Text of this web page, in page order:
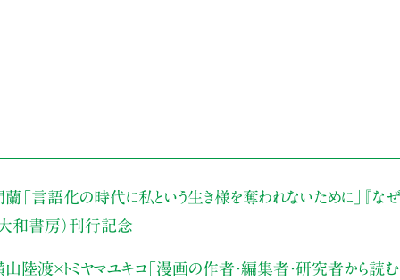
蘭 「言語化の時代に私という生き様を奪われないために」
『な
大和書房）刊行記念
陸渡×トミヤマユキコ「漫画の作者・編集者・研究者から読む